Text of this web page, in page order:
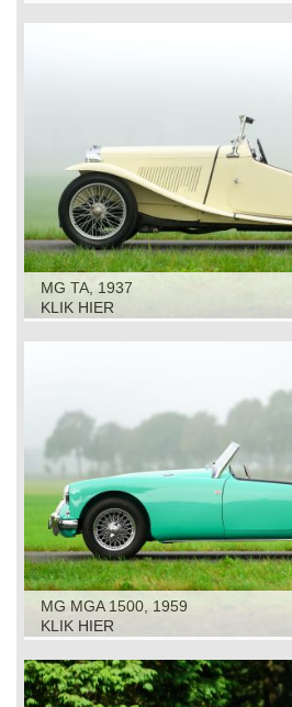
MG TA, 1937
KLIK HIER
MG MGA 1500, 1959
KLIK HIER